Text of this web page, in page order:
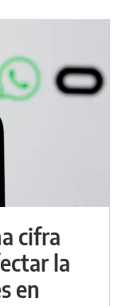
cifra
la
en